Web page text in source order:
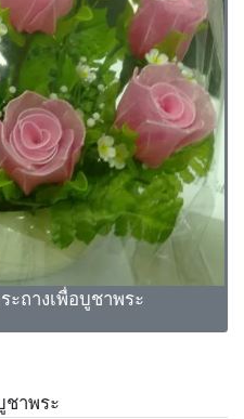
ะถางเพื่อบูชาพระ
ชาพระ